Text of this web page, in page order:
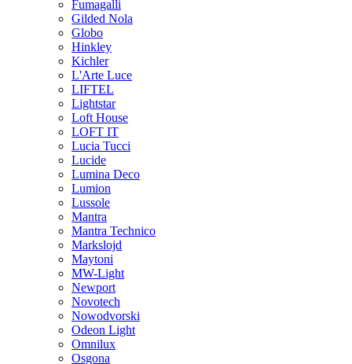
Fumagalli
Gilded Nola
Globo
Hinkley
Kichler
L'Arte Luce
LIFTEL
Lightstar
Loft House
LOFT IT
Lucia Tucci
Lucide
Lumina Deco
Lumion
Lussole
Mantra
Mantra Technico
Markslojd
Maytoni
MW-Light
Newport
Novotech
Nowodvorski
Odeon Light
Omnilux
Osgona